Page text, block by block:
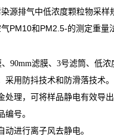
染源排气中低浓度颗粒物采
PM10和PM2.5-的测定重量
90mm滤膜、 3号滤筒、低浓
采用防抖技术和防滑落技术。
处理，可将样品静电有效导
编号。
动进行离子风去静电。